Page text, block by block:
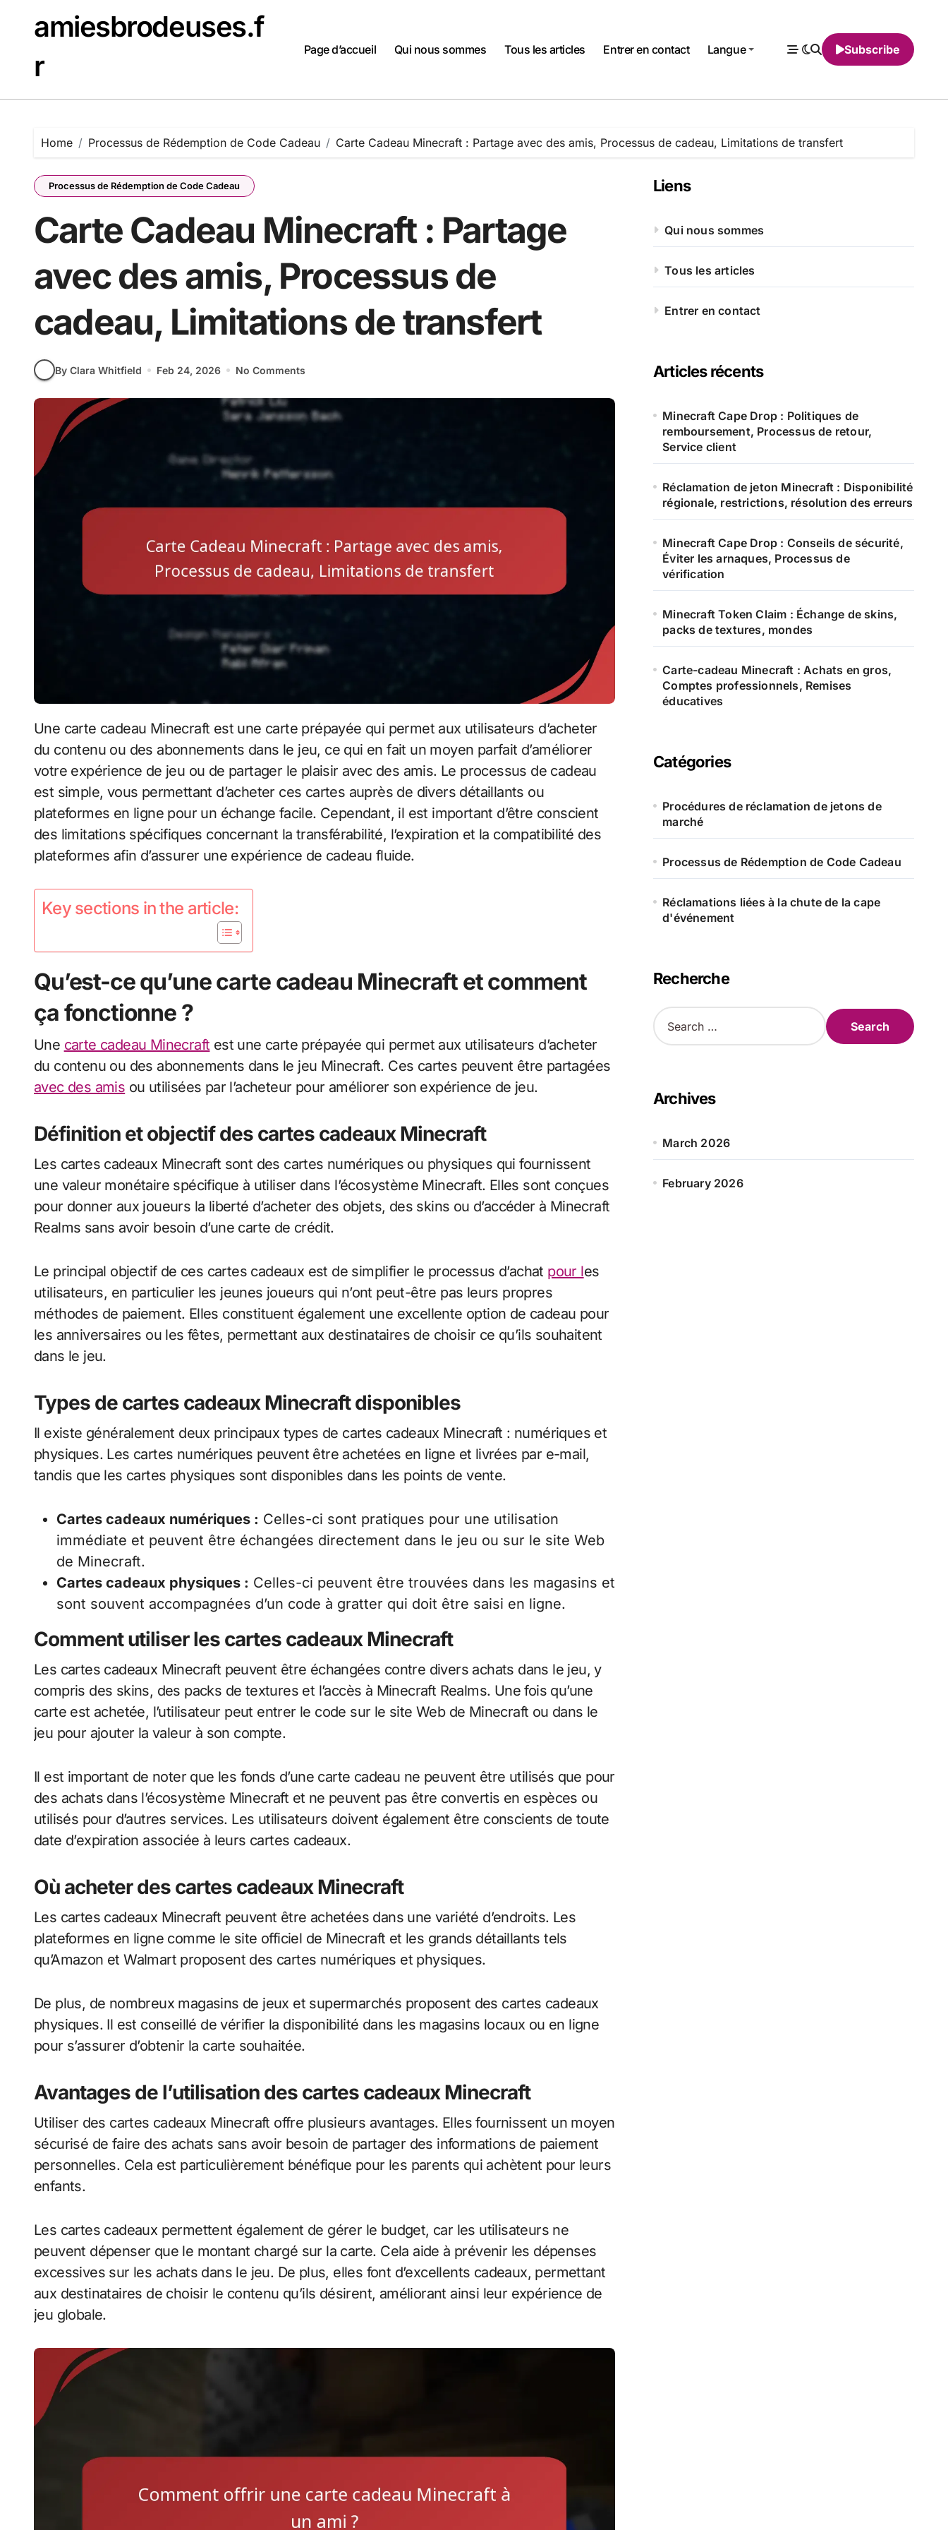
contentamiesbrodeuses.f
r
Page d’accueil Qui nous sommes Tous les articles Entrer en contact Langue Subscribe
Home Processus de Rédemption de Code Cadeau Carte Cadeau Minecraft : Partage avec des amis, Processus de cadeau, Limitations de transfert
Processus de Rédemption de Code Cadeau
Carte Cadeau Minecraft : Partage
avec des amis, Processus de
cadeau, Limitations de transfert
By Clara Whitfield Feb 24, 2026 No Comments
Une carte cadeau Minecraft est une carte prépayée qui permet aux utilisateurs d’acheter
du contenu ou des abonnements dans le jeu, ce qui en fait un moyen parfait d’améliorer
votre expérience de jeu ou de partager le plaisir avec des amis. Le processus de cadeau
est simple, vous permettant d’acheter ces cartes auprès de divers détaillants ou
plateformes en ligne pour un échange facile. Cependant, il est important d’être conscient
des limitations spécifiques concernant la transférabilité, l’expiration et la compatibilité des
plateformes afin d’assurer une expérience de cadeau fluide.
Key sections in the article:
Qu’est-ce qu’une carte cadeau Minecraft et comment
ça fonctionne ?
Une carte cadeau Minecraft est une carte prépayée qui permet aux utilisateurs d’acheter
du contenu ou des abonnements dans le jeu Minecraft. Ces cartes peuvent être partagées
avec des amis ou utilisées par l’acheteur pour améliorer son expérience de jeu.
Définition et objectif des cartes cadeaux Minecraft
Les cartes cadeaux Minecraft sont des cartes numériques ou physiques qui fournissent
une valeur monétaire spécifique à utiliser dans l’écosystème Minecraft. Elles sont conçues
pour donner aux joueurs la liberté d’acheter des objets, des skins ou d’accéder à Minecraft
Realms sans avoir besoin d’une carte de crédit.
Le principal objectif de ces cartes cadeaux est de simplifier le processus d’achat pour les
utilisateurs, en particulier les jeunes joueurs qui n’ont peut-être pas leurs propres
méthodes de paiement. Elles constituent également une excellente option de cadeau pour
les anniversaires ou les fêtes, permettant aux destinataires de choisir ce qu’ils souhaitent
dans le jeu.
Types de cartes cadeaux Minecraft disponibles
Il existe généralement deux principaux types de cartes cadeaux Minecraft : numériques et
physiques. Les cartes numériques peuvent être achetées en ligne et livrées par e-mail,
tandis que les cartes physiques sont disponibles dans les points de vente.
Cartes cadeaux numériques : Celles-ci sont pratiques pour une utilisation
immédiate et peuvent être échangées directement dans le jeu ou sur le site Web
de Minecraft.
Cartes cadeaux physiques : Celles-ci peuvent être trouvées dans les magasins et
sont souvent accompagnées d’un code à gratter qui doit être saisi en ligne.
Comment utiliser les cartes cadeaux Minecraft
Les cartes cadeaux Minecraft peuvent être échangées contre divers achats dans le jeu, y
compris des skins, des packs de textures et l’accès à Minecraft Realms. Une fois qu’une
carte est achetée, l’utilisateur peut entrer le code sur le site Web de Minecraft ou dans le
jeu pour ajouter la valeur à son compte.
Il est important de noter que les fonds d’une carte cadeau ne peuvent être utilisés que pour
des achats dans l’écosystème Minecraft et ne peuvent pas être convertis en espèces ou
utilisés pour d’autres services. Les utilisateurs doivent également être conscients de toute
date d’expiration associée à leurs cartes cadeaux.
Où acheter des cartes cadeaux Minecraft
Les cartes cadeaux Minecraft peuvent être achetées dans une variété d’endroits. Les
plateformes en ligne comme le site officiel de Minecraft et les grands détaillants tels
qu’Amazon et Walmart proposent des cartes numériques et physiques.
De plus, de nombreux magasins de jeux et supermarchés proposent des cartes cadeaux
physiques. Il est conseillé de vérifier la disponibilité dans les magasins locaux ou en ligne
pour s’assurer d’obtenir la carte souhaitée.
Avantages de l’utilisation des cartes cadeaux Minecraft
Utiliser des cartes cadeaux Minecraft offre plusieurs avantages. Elles fournissent un moyen
sécurisé de faire des achats sans avoir besoin de partager des informations de paiement
personnelles. Cela est particulièrement bénéfique pour les parents qui achètent pour leurs
enfants.
Les cartes cadeaux permettent également de gérer le budget, car les utilisateurs ne
peuvent dépenser que le montant chargé sur la carte. Cela aide à prévenir les dépenses
excessives sur les achats dans le jeu. De plus, elles font d’excellents cadeaux, permettant
aux destinataires de choisir le contenu qu’ils désirent, améliorant ainsi leur expérience de
jeu globale.
Liens
Qui nous sommes
Tous les articles
Entrer en contact
Articles récents
Minecraft Cape Drop : Politiques de
remboursement, Processus de retour,
Service client
Réclamation de jeton Minecraft : Disponibilité
régionale, restrictions, résolution des erreurs
Minecraft Cape Drop : Conseils de sécurité,
Éviter les arnaques, Processus de
vérification
Minecraft Token Claim : Échange de skins,
packs de textures, mondes
Carte-cadeau Minecraft : Achats en gros,
Comptes professionnels, Remises
éducatives
Catégories
Procédures de réclamation de jetons de
marché
Processus de Rédemption de Code Cadeau
Réclamations liées à la chute de la cape
d'événement
Recherche
S
e
h
f
r
Archives
March 2026
February 2026